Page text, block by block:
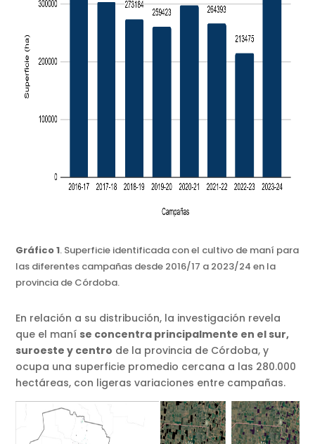
Gráfico 1. Superficie identificada con el cultivo de maní para
las diferentes campañas desde 2016/17 a 2023/24 en la
provincia de Córdoba.
En relación a su distribución, la investigación revela
que el maní se concentra principalmente en el sur,
suroeste y centro de la provincia de Córdoba, y
ocupa una superficie promedio cercana a las 280.000
hectáreas, con ligeras variaciones entre campañas.